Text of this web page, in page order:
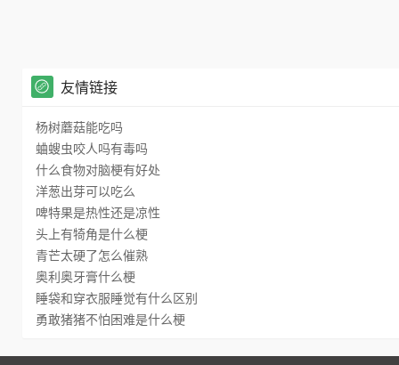
友情链接
杨树蘑菇能吃吗
蛐螋虫咬人吗有毒吗
什么食物对脑梗有好处
洋葱出芽可以吃么
啤特果是热性还是凉性
头上有犄角是什么梗
青芒太硬了怎么催熟
奥利奥牙膏什么梗
睡袋和穿衣服睡觉有什么区别
勇敢猪猪不怕困难是什么梗